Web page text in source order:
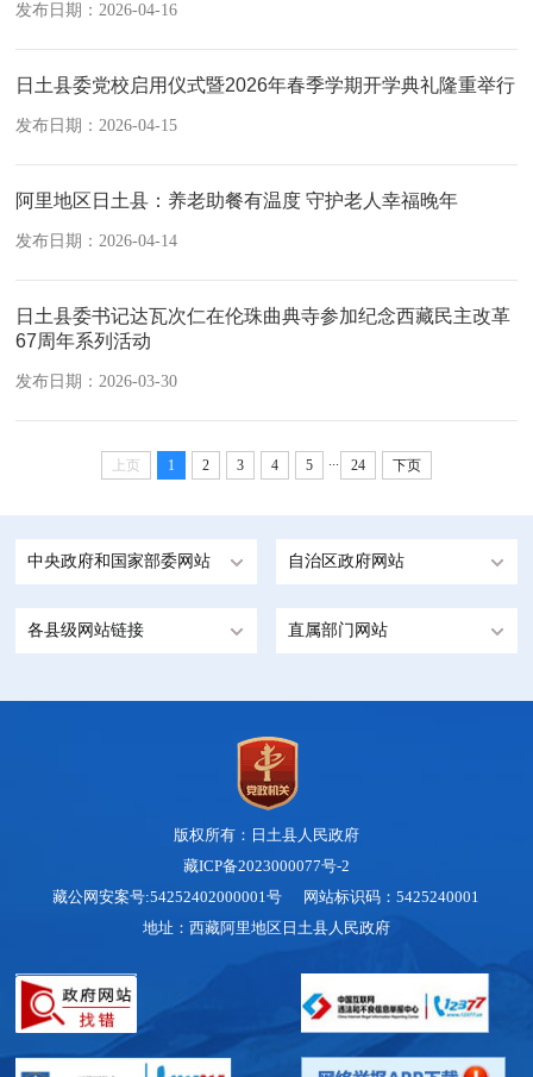
发布日期：2026-04-16
日土县委党校启用仪式暨2026年春季学期开学典礼隆重举行
发布日期：2026-04-15
阿里地区日土县：养老助餐有温度 守护老人幸福晚年
发布日期：2026-04-14
日土县委书记达瓦次仁在伦珠曲典寺参加纪念西藏民主改革
67周年系列活动
发布日期：2026-03-30
上页 1 2 3 4 5 ... 24 下页
中央政府和国家部委网站 自治区政府网站
各县级网站链接 直属部门网站
版权所有：日土县人民政府
藏ICP备2023000077号-2
藏公网安案号:54252402000001号 网站标识码：5425240001
地址：西藏阿里地区日土县人民政府